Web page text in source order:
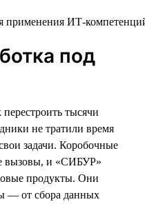
под
тысячи
не тратили время
задачи. Коробочные
вызовы, и «СИБУР»
продукты. Они
— от сбора данных